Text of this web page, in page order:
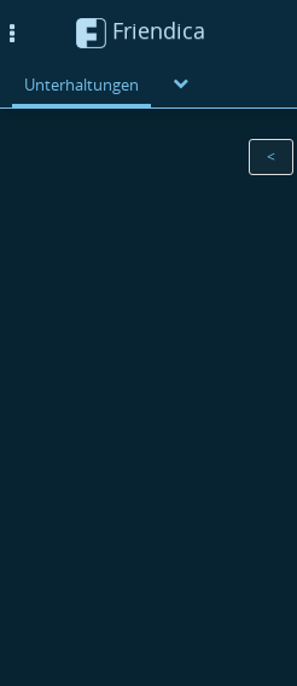
Friendica
Unterhaltungen
<